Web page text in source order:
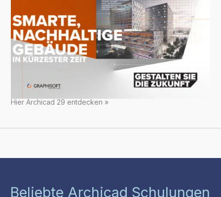
Hier Archicad 29 entdecken »
Beliebte Archicad Schulungen